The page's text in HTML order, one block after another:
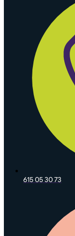
615 05 30 73